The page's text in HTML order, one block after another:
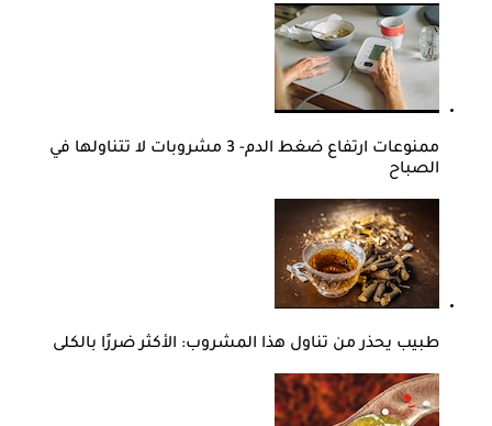
ممنوعات ارتفاع ضغط الدم- 3 مشروبات لا تتناولها في
الصباح
طبيب يحذر من تناول هذا المشروب: الأكثر ضررًا بالكلى